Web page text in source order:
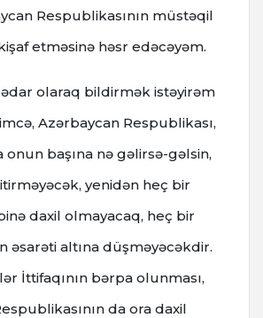
Respublikasının müstəqil
etməsinə həsr edəcəyəm.
olaraq bildirmək istəyirəm
Azərbaycan Respublikası,
başına nə gəlirsə-gəlsin,
yenidən heç bir
daxil olmayacaq, heç bir
əsarəti altına düşməyəcəkdir.
İttifaqının bərpa olunması,
da ora daxil